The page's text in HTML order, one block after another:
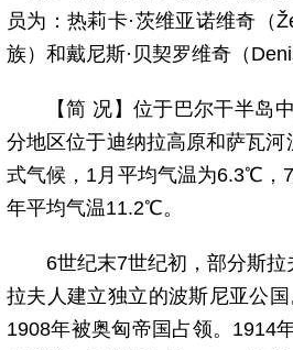
员为：热莉卡·茨维亚诺维奇（
族）和戴尼斯·贝契罗维奇（
【简 况】位于巴尔干半岛
分地区位于迪纳拉高原和萨瓦
式气候，1月平均气温为6.3℃
年平均气温11.2℃。
6世纪末7世纪初，部分斯
拉夫人建立独立的波斯尼亚公
1908年被奥匈帝国占领。1914